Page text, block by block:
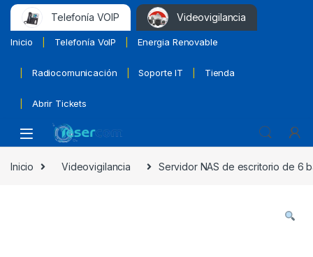
Telefonía VOIP Videovigilancia
Inicio Telefonía VoIP Energia Renovable
Radiocomunicación Soporte IT Tienda
Abrir Tickets
Inicio Videovigilancia Servidor NAS de escritorio de 6